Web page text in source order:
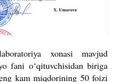
xonasi mavjud
fani o‘qituvchisidan biriga
kam miqdorining 50 foizi